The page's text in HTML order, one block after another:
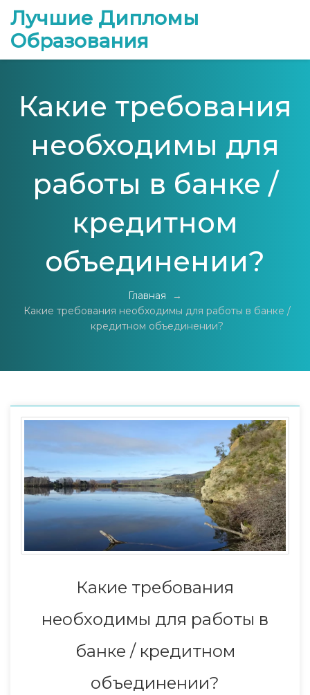
Лучшие Дипломы
Образования
Какие требования
необходимы для
работы в банке /
кредитном
объединении?
Главная
→
Какие требования необходимы для работы в банке /
кредитном объединении?
Какие требования
необходимы для работы в
банке / кредитном
объединении?